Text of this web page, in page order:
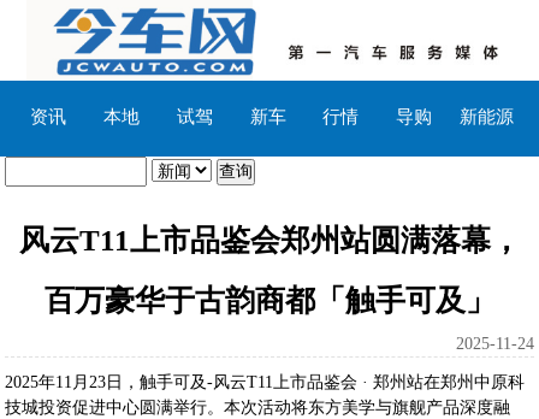
资讯 本地 试驾 新车 行情 导购 新能源
风云T11上市品鉴会郑州站圆满落幕，
百万豪华于古韵商都「触手可及」
2025-11-24
2025年11月23日，触手可及-风云T11上市品鉴会 · 郑州站在郑州中原科
技城投资促进中心圆满举行。本次活动将东方美学与旗舰产品深度融